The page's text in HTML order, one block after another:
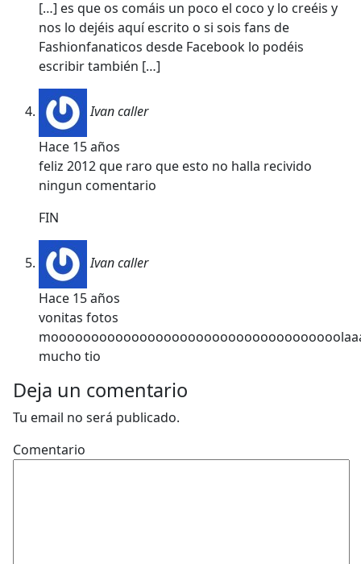
[…] es que os comáis un poco el coco y lo creéis y
nos lo dejéis aquí escrito o si sois fans de
Fashionfanaticos desde Facebook lo podéis
escribir también […]
Ivan caller
Hace 15 años
feliz 2012 que raro que esto no halla recivido
ningun comentario
FIN
Ivan caller
Hace 15 años
vonitas fotos
mucho tio
Deja un comentario
Tu email no será publicado.
Comentario